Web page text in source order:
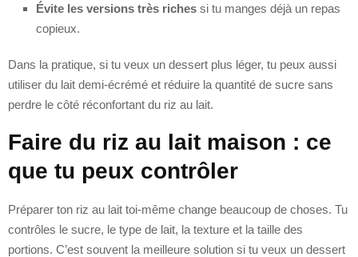
Évite les versions très riches si tu manges déjà un repas
copieux.
Dans la pratique, si tu veux un dessert plus léger, tu peux aussi
utiliser du lait demi-écrémé et réduire la quantité de sucre sans
perdre le côté réconfortant du riz au lait.
Faire du riz au lait maison : ce
que tu peux contrôler
Préparer ton riz au lait toi-même change beaucoup de choses. Tu
contrôles le sucre, le type de lait, la texture et la taille des
portions. C’est souvent la meilleure solution si tu veux un dessert